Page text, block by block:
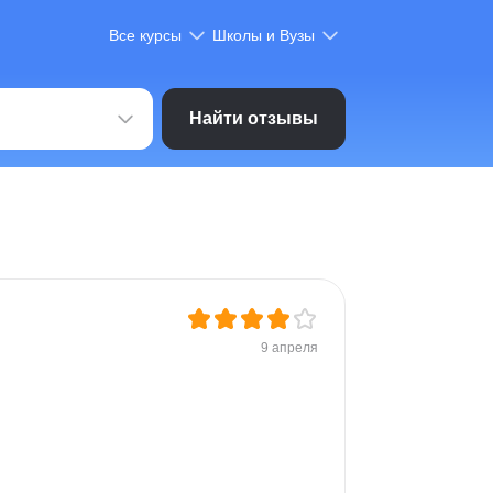
Все курсы Школы и Вузы
Найти отзывы
9 апреля